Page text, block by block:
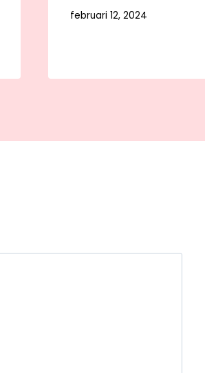
februari 12, 2024